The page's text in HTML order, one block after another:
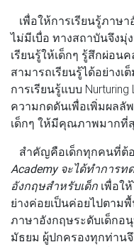
เพื่อให้การเรียนรู้ภาษ
ไม่มีเบื่อ ทางสถาบันจึงมุ่
เรียนรู้ให้เด็กๆ รู้สึกผ่อน
สามารถเรียนรู้ได้อย่าง
การเรียนรู้แบบ
ความกดดันเพื่อเพิ่มผลลั
เด็กๆ ให้มีคุณภาพมากที่
สำคัญคือเด็กทุกคนที่ต้อ
Academy จะได้ทำการ
อังกฤษสำหรับเด็ก เพื่อใ
ย่างค่อยเป็นค่อยไปตาม
ภาษาอังกฤษระดับเด็กอ
มัธยม ผู้ปกครองทุกท่านจึ